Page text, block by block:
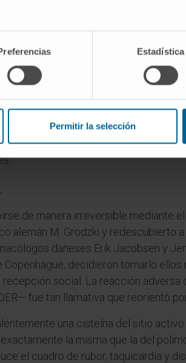
Estadística
Permitir la selección
el mundo. Es prácticamente
Asia y se encuentra con especial
apareció hace unos 7.000-9.000
la domesticación del arroz. En los
con vasodilatación
como "rubor asiático" o
Asian flush,
de los años ochenta del
tiene consecuencias
se asocia a mayor riesgo de
de manera irreversible mediante
alemán M. Grodzki y redescubierto
daneses Erik Jacobsen y
decidieron tomarlo
social. La reacción
fue tan llamativa que reorientó
una cisteína del sitio
la misma que la del
el cuadro de rubor, taquicardia y